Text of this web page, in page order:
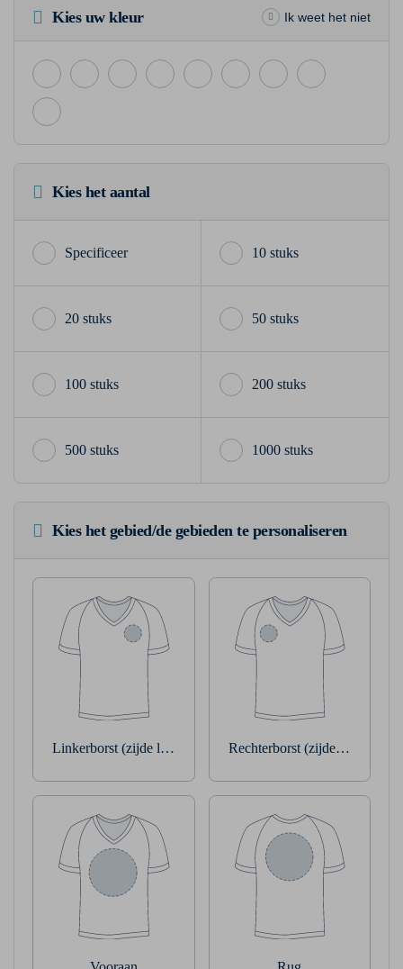
Kies uw kleur Ik weet het niet
Kies het aantal
10 stuks
20 stuks 50 stuks
100 stuks 200 stuks
500 stuks 1000 stuks
Kies het gebied/de gebieden te personaliseren
Linkerborst (zijde linkerarm) Rechterborst (zijde